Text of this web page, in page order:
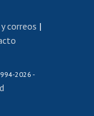
títulos
Estudiantil
correos |
2026 -